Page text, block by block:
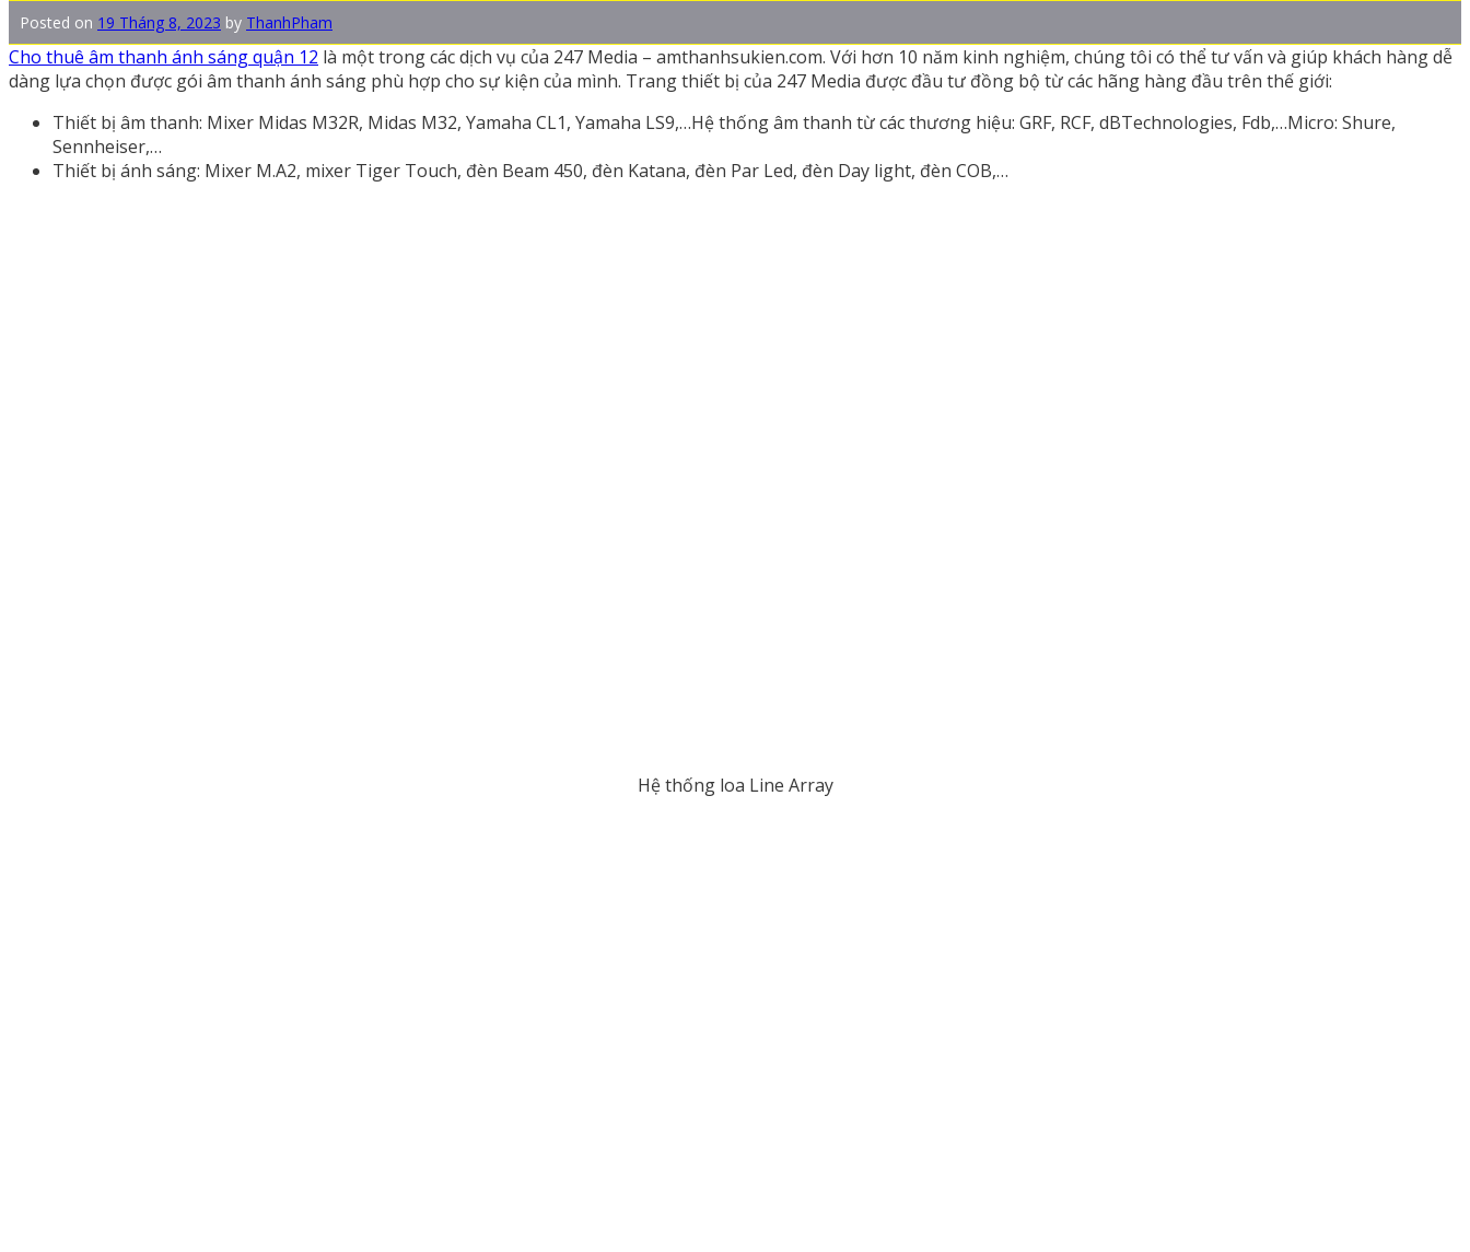
Posted on 19 Tháng 8, 2023 by ThanhPham
Cho thuê âm thanh ánh sáng quận 12 là một trong các dịch vụ của 247 Media – amthanhsukien.com. Với hơn 10 năm kinh nghiệm, chúng tôi có thể tư vấn và giúp khách hàng dễ
dàng lựa chọn được gói âm thanh ánh sáng phù hợp cho sự kiện của mình. Trang thiết bị của 247 Media được đầu tư đồng bộ từ các hãng hàng đầu trên thế giới:
Thiết bị âm thanh: Mixer Midas M32R, Midas M32, Yamaha CL1, Yamaha LS9,…Hệ thống âm thanh từ các thương hiệu: GRF, RCF, dBTechnologies, Fdb,…Micro: Shure,
Sennheiser,…
Thiết bị ánh sáng: Mixer M.A2, mixer Tiger Touch, đèn Beam 450, đèn Katana, đèn Par Led, đèn Day light, đèn COB,…
Hệ thống loa Line Array